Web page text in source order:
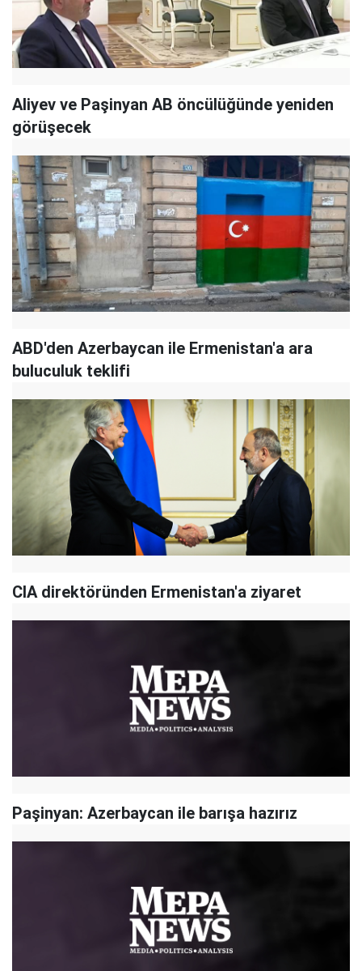
Aliyev ve Paşinyan AB öncülüğünde yeniden
görüşecek
ABD'den Azerbaycan ile Ermenistan'a ara
buluculuk teklifi
CIA direktöründen Ermenistan'a ziyaret
Paşinyan: Azerbaycan ile barışa hazırız